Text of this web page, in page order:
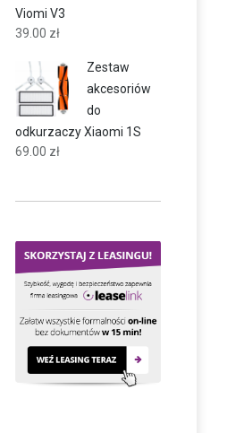
Viomi V3
39.00 zł
Zestaw
akcesoriów
do
odkurzaczy Xiaomi 1S
69.00 zł